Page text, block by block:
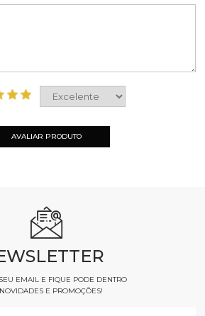
AVALIAR PRODUTO
EMAIL E FIQUE PODE DENTRO
E PROMOÇÕES!